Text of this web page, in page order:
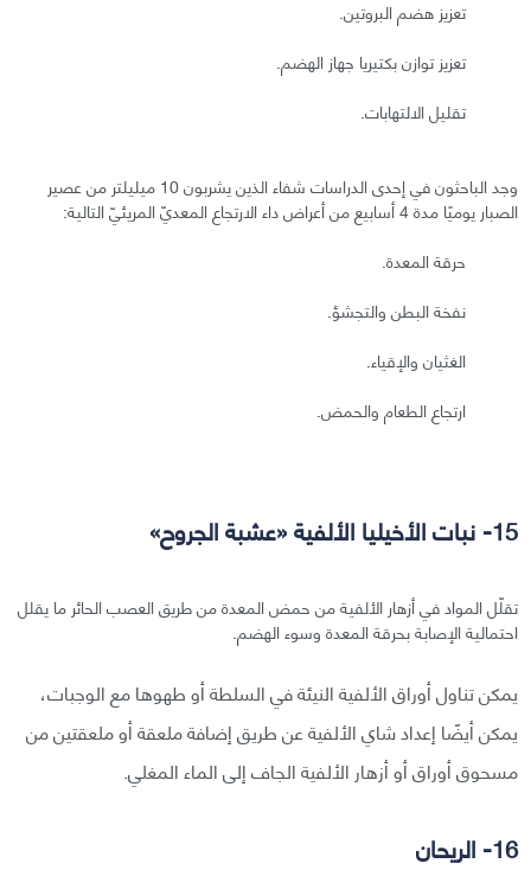
تعزيز هضم البروتين.
تعزيز توازن بكتيريا جهاز الهضم.
تقليل الالتهابات.
وجد الباحثون في إحدى الدراسات شفاء الذين يشربون 10 ميليلتر من عصير
الصبار يوميًا مدة 4 أسابيع من أعراض داء الارتجاع المعديّ المريئيّ التالية:
حرقة المعدة.
نفخة البطن والتجشؤ.
الغثيان والإقياء.
ارتجاع الطعام والحمض.
15- نبات الأخيليا الألفية «عشبة الجروح»
تقلّل المواد في أزهار الألفية من حمض المعدة من طريق العصب الحائر ما يقلل
احتمالية الإصابة بحرقة المعدة وسوء الهضم.
يمكن تناول أوراق الألفية النيئة في السلطة أو طهوها مع الوجبات،
يمكن أيضًا إعداد شاي الألفية عن طريق إضافة ملعقة أو ملعقتين من
مسحوق أوراق أو أزهار الألفية الجاف إلى الماء المغلي.
16- الريحان